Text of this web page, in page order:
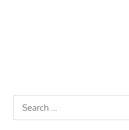
Search
for: